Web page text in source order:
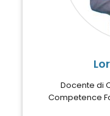
Docente di
Competence